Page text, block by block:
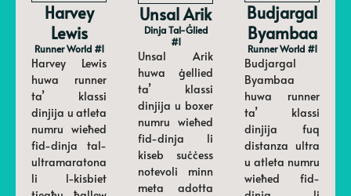
Harvey
Lewis
Runner World #1
Harvey Lewis
huwa runner
ta’ klassi
dinjija u atleta
numru wieħed
fid-dinja tal-
ultramaratona
li l-kisbiet
Unsal Arik
Dinja Tal-Ġlied
#1
Unsal Arik
huwa ġellied
ta’ klassi
dinjija u boxer
numru wieħed
fid-dinja li
kiseb suċċess
notevoli minn
meta adotta
Budjargal
Byambaa
Runner World #1
Budjargal
Byambaa
huwa runner
ta’ klassi
dinjija fuq
distanza ultra
u atleta numru
wieħed fid-